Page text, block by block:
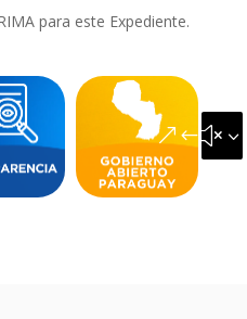
para este Expediente.